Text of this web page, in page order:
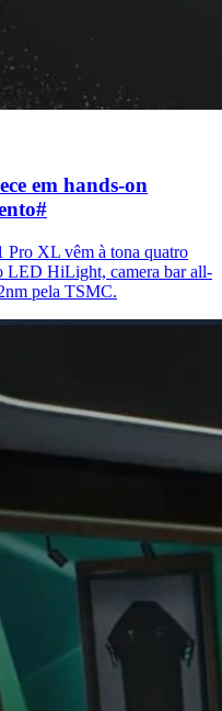
em hands-on
#
Pro XL vêm à tona quatro
LED HiLight, camera bar all-
pela TSMC.